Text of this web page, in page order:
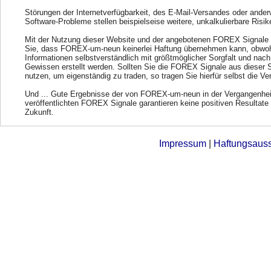
Störungen der Internetverfügbarkeit, des E-Mail-Versandes oder
Software-Probleme stellen beispielseise weitere, unkalkulierbare
Mit der Nutzung dieser Website und der angebotenen FOREX
Sie, dass FOREX-um-neun keinerlei Haftung übernehmen kann,
Informationen selbstverständlich mit größtmöglicher Sorgfalt und
Gewissen erstellt werden. Sollten Sie die FOREX Signale aus dieser
nutzen, um eigenständig zu traden, so tragen Sie hierfür selbst die
Und ... Gute Ergebnisse der von FOREX-um-neun in der
veröffentlichten FOREX Signale garantieren keine positiven Resultate
Zukunft.
Impressum